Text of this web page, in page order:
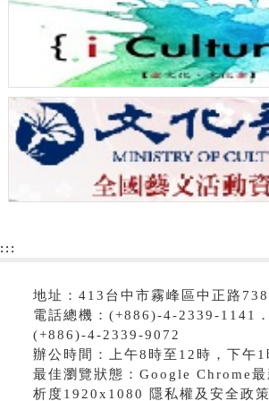
:::
地址：413台中市霧峰區中正路
電話總機：(+886)-4-2339-1141．
(+886)-4-2339-9072
辦公時間：上午8時至12時，下午1
最佳瀏覽狀態：Google Chrome
析度1920x1080 隱私權及安全政